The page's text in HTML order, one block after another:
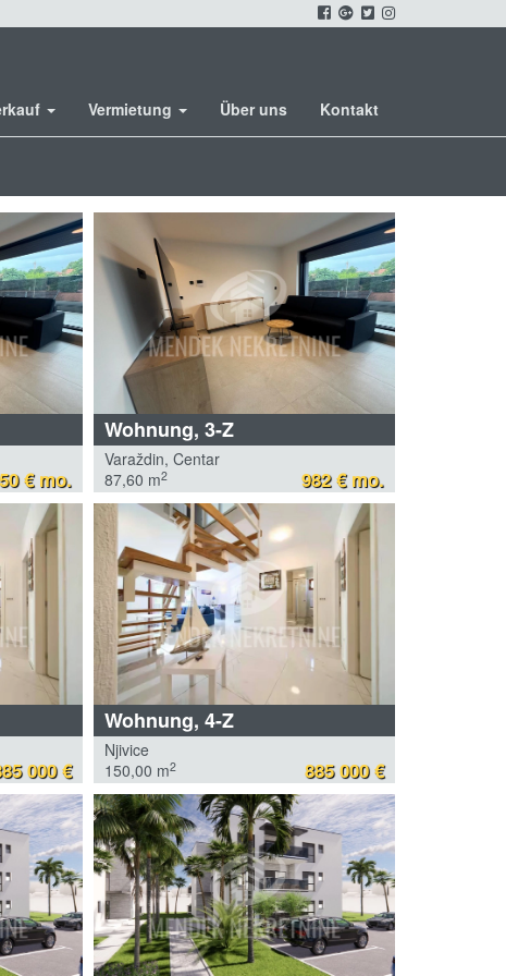
Vermietung Über uns Kontakt
€ mo.
Wohnung, 3-Z
Varaždin, Centar
87,60 m2 982 € mo.
000 €
Wohnung, 4-Z
Njivice
150,00 m2 885 000 €